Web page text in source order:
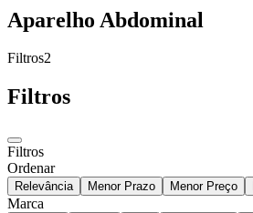
Aparelho Abdominal
Filtros2
Filtros
Filtros
Ordenar
Relevância Menor Prazo Menor Preço
Marca